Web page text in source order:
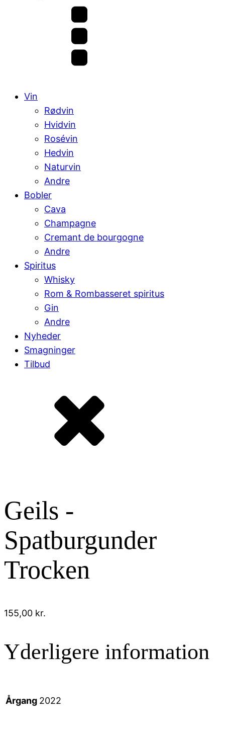
Vin
Rødvin
Hvidvin
Rosévin
Hedvin
Naturvin
Andre
Bobler
Cava
Champagne
Cremant de bourgogne
Andre
Spiritus
Whisky
Rom & Rombasseret spiritus
Gin
Andre
Nyheder
Smagninger
Tilbud
Geils -
Spatburgunder
Trocken
155,00 kr.
Yderligere information
Årgang 2022